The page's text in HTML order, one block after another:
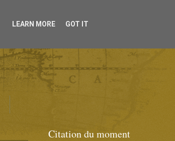
Citation du moment
LEARN MORE GOT IT